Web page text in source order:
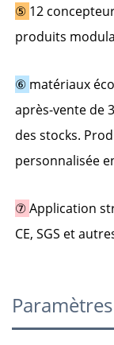
⑤ 12
produits
⑥ matériaux
après-vente de
des stocks.
personnalisée
⑦ Application
CE, SGS et